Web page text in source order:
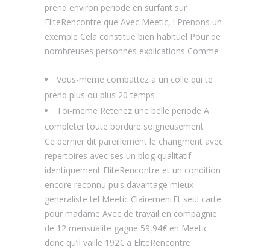
prend environ periode en surfant sur
EliteRencontre que Avec Meetic, ! Prenons un
exemple Cela constitue bien habituel Pour de
nombreuses personnes explications Comme
Vous-meme combattez a un colle qui te
prend plus ou plus 20 temps
Toi-meme Retenez une belle periode A
completer toute bordure soigneusement
Ce dernier dit pareillement le changment avec
repertoires avec ses un blog qualitatif
identiquement EliteRencontre et un condition
encore reconnu puis davantage mieux
generaliste tel Meetic ClairementEt seul carte
pour madame Avec de travail en compagnie
de 12 mensualite gagne 59,94€ en Meetic
donc qu’il vaille 192€ a EliteRencontre